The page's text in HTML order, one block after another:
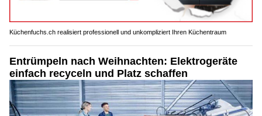
Küchenfuchs.ch realisiert professionell und unkompliziert Ihren Küchentraum
Entrümpeln nach Weihnachten: Elektrogeräte
einfach recyceln und Platz schaffen